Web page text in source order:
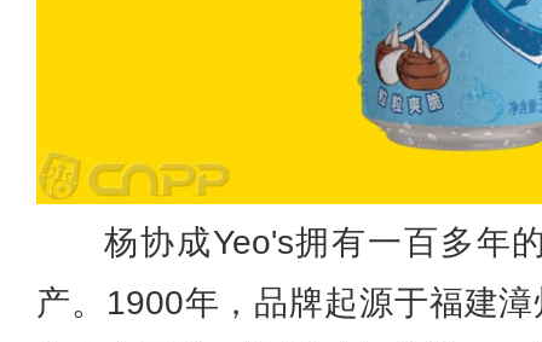
杨协成Yeo's拥有一百多年
产。1900年，品牌起源于福建漳